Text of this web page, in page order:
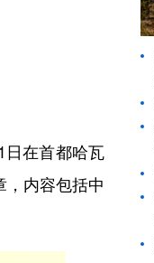
在首都哈瓦
，内容包括中